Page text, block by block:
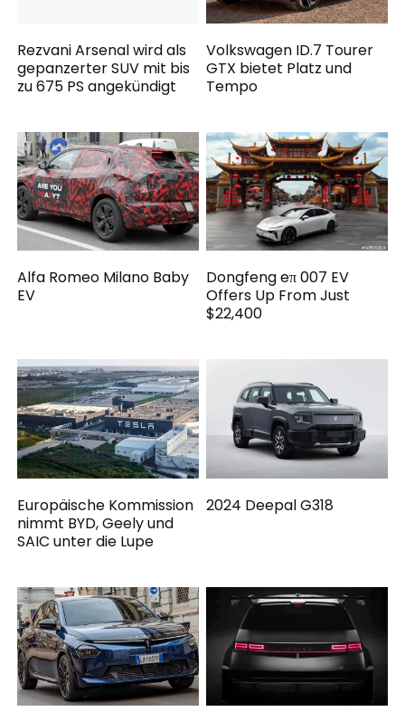
Rezvani Arsenal wird als
gepanzerter SUV mit bis
zu 675 PS angekündigt
Volkswagen ID.7 Tourer
GTX bietet Platz und
Tempo
Alfa Romeo Milano Baby
EV
Dongfeng eπ 007 EV
Offers Up From Just
$22,400
Europäische Kommission
nimmt BYD, Geely und
SAIC unter die Lupe
2024 Deepal G318